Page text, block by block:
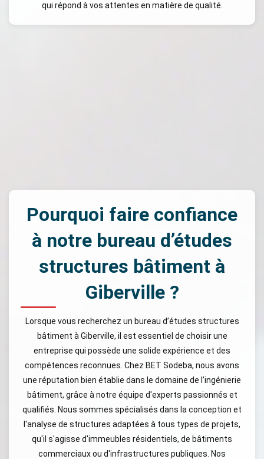
qui répond à vos attentes en matière de qualité.
Pourquoi faire confiance
à notre bureau d’études
structures bâtiment à
Giberville ?
Lorsque vous recherchez un bureau d’études structures
bâtiment à Giberville, il est essentiel de choisir une
entreprise qui possède une solide expérience et des
compétences reconnues. Chez BET Sodeba, nous avons
une réputation bien établie dans le domaine de l’ingénierie
bâtiment, grâce à notre équipe d'experts passionnés et
qualifiés. Nous sommes spécialisés dans la conception et
l'analyse de structures adaptées à tous types de projets,
qu'il s'agisse d'immeubles résidentiels, de bâtiments
commerciaux ou d'infrastructures publiques. Nos